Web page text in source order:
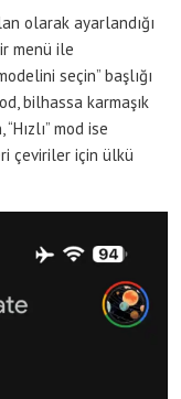
olarak ayarlandığı
menü ile
seçin” başlığı
bilhassa karmaşık
mod ise
çeviriler için ülkü